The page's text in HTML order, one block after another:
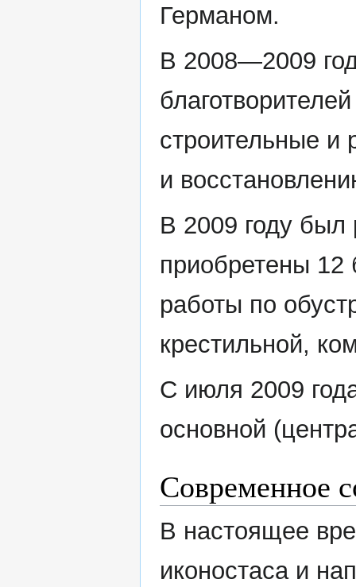
Германом.
В 2008—2009
строительные и
и
В 2009 году
приобретены 12
работы по
крестильной,
С июля 2009
основной
Современное
В настоящее
иконостаса и